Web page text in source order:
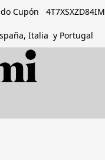
Cupón 4T7XSXZD84IM
Italia y Portugal